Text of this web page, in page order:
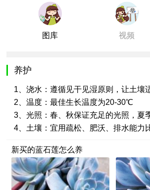
图库 视频
养护
1、浇水：遵循见干见湿原则，让土壤
2、温度：最佳生长温度为20-30℃
3、光照：春、秋保证充足的光照，夏
4、土壤：宜用疏松、肥沃、排水能力
新买的蓝石莲怎么养